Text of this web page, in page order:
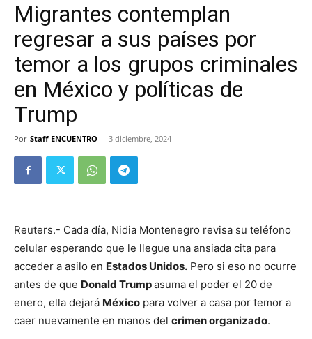
Migrantes contemplan
regresar a sus países por
temor a los grupos criminales
en México y políticas de
Trump
Por Staff ENCUENTRO - 3 diciembre, 2024
Reuters.- Cada día, Nidia Montenegro revisa su teléfono
celular esperando que le llegue una ansiada cita para
acceder a asilo en Estados Unidos. Pero si eso no ocurre
antes de que Donald Trumpasuma el poder el 20 de
enero, ella dejará México para volver a casa por temor a
caer nuevamente en manos del crimen organizado.